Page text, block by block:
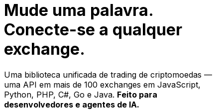
Mude uma palavra.
Conecte-se a qualquer
exchange.
Uma biblioteca unificada de trading de criptomoedas —
uma API em mais de 100 exchanges em JavaScript,
Python, PHP, C#, Go e Java. Feito para
desenvolvedores e agentes de IA.